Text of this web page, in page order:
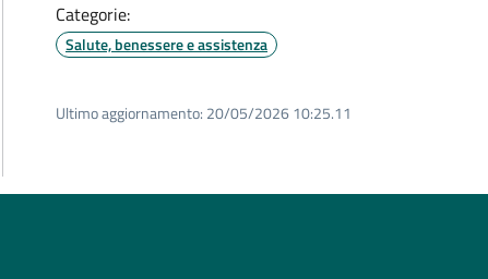
Categorie:
Salute, benessere e assistenza
Ultimo aggiornamento: 20/05/2026 10:25.11